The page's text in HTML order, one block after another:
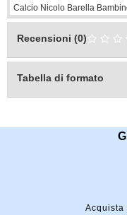
Calcio Nicolo Barella
Recensioni (0)
Tabella di formato